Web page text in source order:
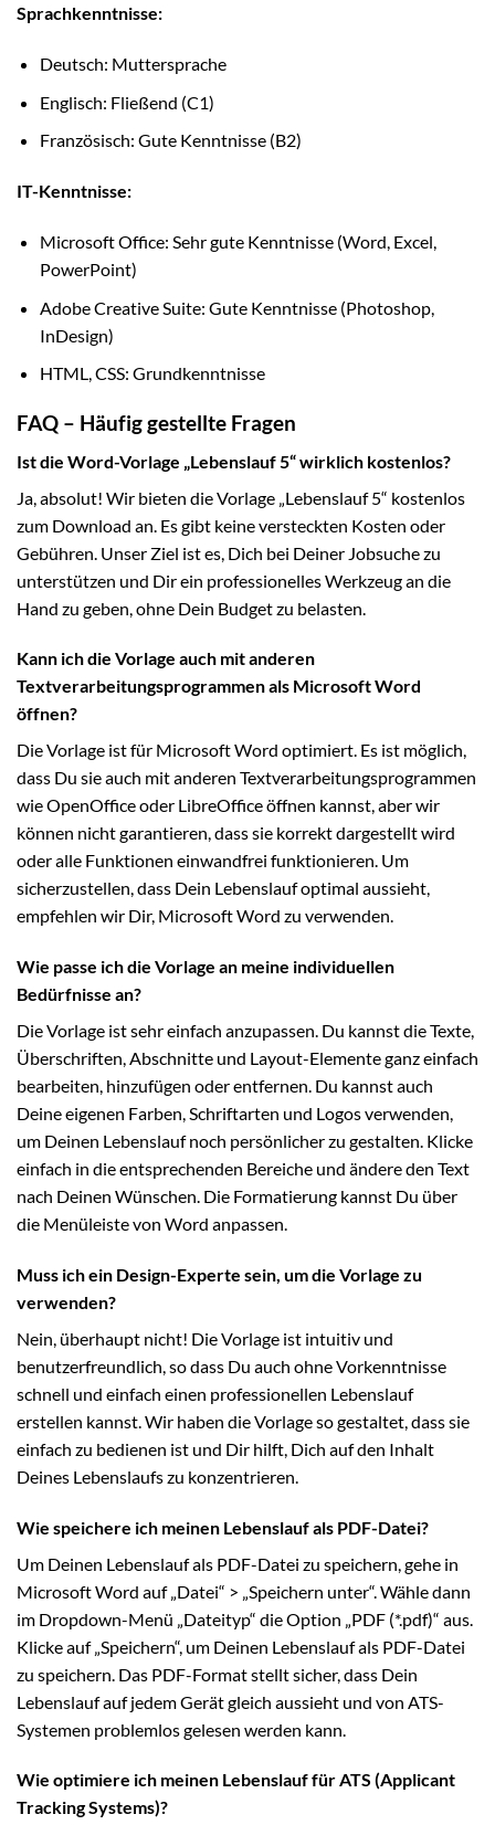
Sprachkenntnisse:
Deutsch: Muttersprache
Englisch: Fließend (C1)
Französisch: Gute Kenntnisse (B2)
IT-Kenntnisse:
Microsoft Office: Sehr gute Kenntnisse (Word, Excel,
PowerPoint)
Adobe Creative Suite: Gute Kenntnisse (Photoshop,
InDesign)
HTML, CSS: Grundkenntnisse
FAQ – Häufig gestellte Fragen
Ist die Word-Vorlage „Lebenslauf 5“ wirklich kostenlos?
Ja, absolut! Wir bieten die Vorlage „Lebenslauf 5“ kostenlos
zum Download an. Es gibt keine versteckten Kosten oder
Gebühren. Unser Ziel ist es, Dich bei Deiner Jobsuche zu
unterstützen und Dir ein professionelles Werkzeug an die
Hand zu geben, ohne Dein Budget zu belasten.
Kann ich die Vorlage auch mit anderen
Textverarbeitungsprogrammen als Microsoft Word
öffnen?
Die Vorlage ist für Microsoft Word optimiert. Es ist möglich,
dass Du sie auch mit anderen Textverarbeitungsprogrammen
wie OpenOffice oder LibreOffice öffnen kannst, aber wir
können nicht garantieren, dass sie korrekt dargestellt wird
oder alle Funktionen einwandfrei funktionieren. Um
sicherzustellen, dass Dein Lebenslauf optimal aussieht,
empfehlen wir Dir, Microsoft Word zu verwenden.
Wie passe ich die Vorlage an meine individuellen
Bedürfnisse an?
Die Vorlage ist sehr einfach anzupassen. Du kannst die Texte,
Überschriften, Abschnitte und Layout-Elemente ganz einfach
bearbeiten, hinzufügen oder entfernen. Du kannst auch
Deine eigenen Farben, Schriftarten und Logos verwenden,
um Deinen Lebenslauf noch persönlicher zu gestalten. Klicke
einfach in die entsprechenden Bereiche und ändere den Text
nach Deinen Wünschen. Die Formatierung kannst Du über
die Menüleiste von Word anpassen.
Muss ich ein Design-Experte sein, um die Vorlage zu
verwenden?
Nein, überhaupt nicht! Die Vorlage ist intuitiv und
benutzerfreundlich, so dass Du auch ohne Vorkenntnisse
schnell und einfach einen professionellen Lebenslauf
erstellen kannst. Wir haben die Vorlage so gestaltet, dass sie
einfach zu bedienen ist und Dir hilft, Dich auf den Inhalt
Deines Lebenslaufs zu konzentrieren.
Wie speichere ich meinen Lebenslauf als PDF-Datei?
Um Deinen Lebenslauf als PDF-Datei zu speichern, gehe in
Microsoft Word auf „Datei“ > „Speichern unter“. Wähle dann
im Dropdown-Menü „Dateityp“ die Option „PDF (*.pdf)“ aus.
Klicke auf „Speichern“, um Deinen Lebenslauf als PDF-Datei
zu speichern. Das PDF-Format stellt sicher, dass Dein
Lebenslauf auf jedem Gerät gleich aussieht und von ATS-
Systemen problemlos gelesen werden kann.
Wie optimiere ich meinen Lebenslauf für ATS (Applicant
Tracking Systems)?